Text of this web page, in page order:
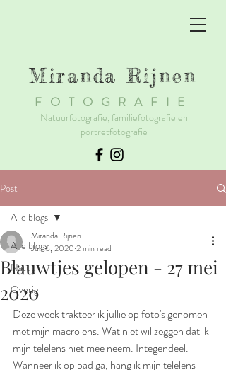
Miranda Rijnen
F OTOGRAFIE
Natuurfotografie, familiefotografie en
portretfotografie
Post
Alle blogs
Natuur
Overig
Alle blogs
Blauwtjes gelopen - 27 mei
2020
Miranda Rijnen
Jun 6, 2020 2 min read
Deze week trakteer ik jullie op foto's genomen
met mijn macrolens. Wat niet wil zeggen dat ik
mijn telelens niet mee neem. Integendeel.
Wanneer ik op pad ga, hang ik mijn telelens